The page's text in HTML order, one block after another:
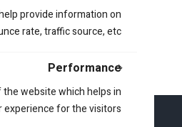
provide information on
rate, traffic source, etc.
Performance
website which helps in
for the visitors.